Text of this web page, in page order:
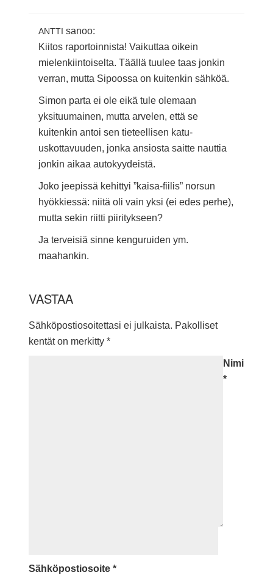
ANTTI sanoo:
Kiitos raportoinnista! Vaikuttaa oikein
mielenkiintoiselta. Täällä tuulee taas jonkin
verran, mutta Sipoossa on kuitenkin sähköä.
Simon parta ei ole eikä tule olemaan
yksituumainen, mutta arvelen, että se
kuitenkin antoi sen tieteellisen katu-
uskottavuuden, jonka ansiosta saitte nauttia
jonkin aikaa autokyydeistä.
Joko jeepissä kehittyi ”kaisa-fiilis” norsun
hyökkiessä: niitä oli vain yksi (ei edes perhe),
mutta sekin riitti piiritykseen?
Ja terveisiä sinne kenguruiden ym.
maahankin.
VASTAA
Sähköpostiosoitettasi ei julkaista. Pakolliset
kentät on merkitty *
Nimi
*
Sähköpostiosoite *